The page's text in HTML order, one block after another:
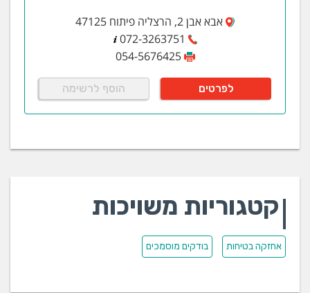
אבא אבן 2, הרצליה פיתוח 47125
072-3263751
054-5676425
לפרטים הוסף לרשימה
קטגוריות משויכות
אחזקה בטיחות בודקים מוסמכים